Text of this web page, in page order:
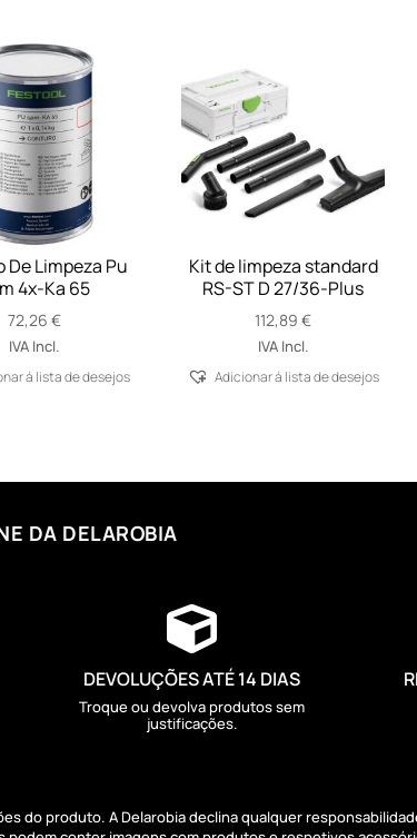
De Limpeza Pu
4x-Ka 65
72,26 €
IVA Incl.
á lista de desejos
Kit de limpeza standard
RS-ST D 27/36-Plus
112,89€
IVA Incl.
Adicionar á lista de desejos
DA DELAROBIA

DEVOLUÇÕES ATÉ 14 DIAS
Troque ou devolva produtos sem
justificações.
do produto. A Delarobia declina qualquer